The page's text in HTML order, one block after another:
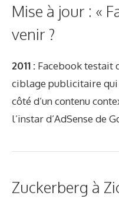
Mise à jour : «
venir ?
2011 : Facebook testait
ciblage publicitaire qui
côté d’un contenu
l’instar d’AdSense de
Zuckerberg à